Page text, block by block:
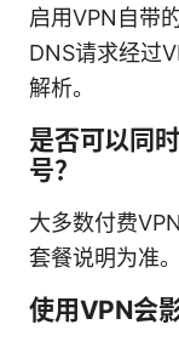
启用VPN自带
DNS请求经过
解析。
是否可以同
号？
大多数付费
套餐说明为准。
使用VPN会